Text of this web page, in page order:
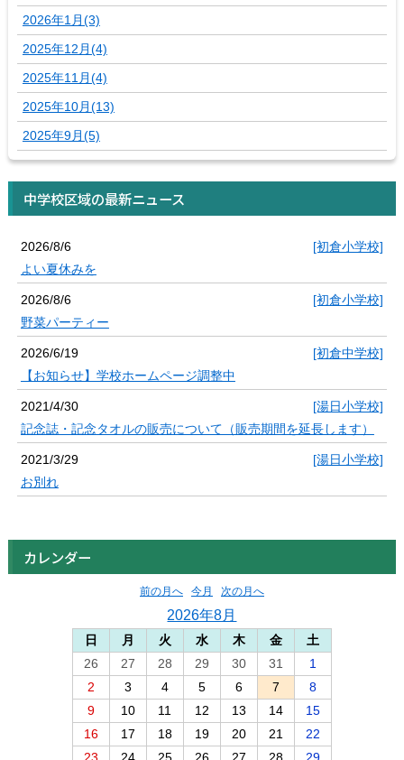
2026年1月(3)
2025年12月(4)
2025年11月(4)
2025年10月(13)
2025年9月(5)
中学校区域の最新ニュース
2026/8/6
[初倉小学校]
よい夏休みを
2026/8/6
[初倉小学校]
野菜パーティー
2026/6/19
[初倉中学校]
【お知らせ】学校ホームページ調整中
2021/4/30
[湯日小学校]
記念誌・記念タオルの販売について（販売期間を延長します）
2021/3/29
[湯日小学校]
お別れ
カレンダー
前の月へ 今月 次の月へ
2026年8月
日 月 火 水 木 金
土
26
27 28 29 30 31
1
2
3 4 5 6 7
8
9
10 11 12 13 14
15
16
17 18 19 20 21
22